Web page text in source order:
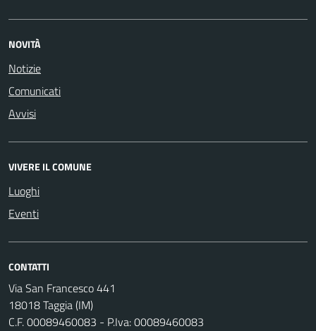
NOVITÀ
Notizie
Comunicati
Avvisi
VIVERE IL COMUNE
Luoghi
Eventi
CONTATTI
Via San Francesco 441
18018 Taggia (IM)
C.F. 00089460083 - P.Iva: 00089460083